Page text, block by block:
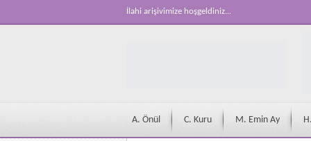
İlahi arişivimize hoşgeldiniz...
A. Önül C. Kuru M. Emin Ay